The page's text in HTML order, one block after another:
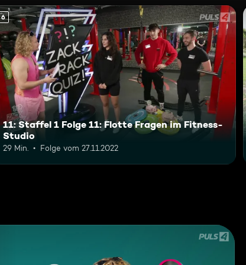
6
11: Staffel 1 Folge 11: Flotte Fragen im Fitness-
Studio
29 Min. Folge vom 27.11.2022